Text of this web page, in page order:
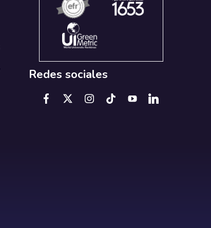
Redes sociales